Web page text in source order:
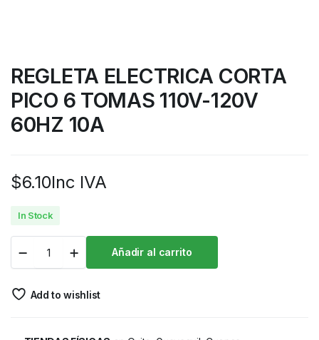
REGLETA ELECTRICA CORTA
PICO 6 TOMAS 110V-120V
60HZ 10A
$6.10Inc IVA
In Stock
Añadir al carrito
Add to wishlist